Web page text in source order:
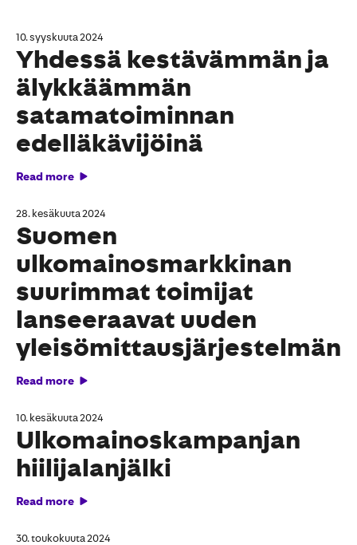
10. syyskuuta 2024
Yhdessä kestävämmän ja
älykkäämmän
satamatoiminnan
edelläkävijöinä
Read more
28. kesäkuuta 2024
Suomen
ulkomainosmarkkinan
suurimmat toimijat
lanseeraavat uuden
yleisömittausjärjestelmän
Read more
10. kesäkuuta 2024
Ulkomainoskampanjan
hiilijalanjälki
Read more
30. toukokuuta 2024